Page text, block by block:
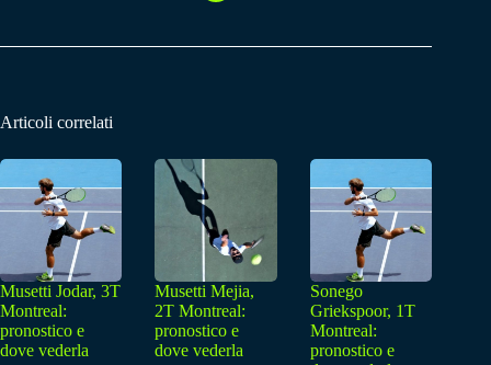
Articoli correlati
Musetti Jodar, 3T
Montreal:
pronostico e
dove vederla
Musetti Mejia,
2T Montreal:
pronostico e
dove vederla
Sonego
Griekspoor, 1T
Montreal:
pronostico e